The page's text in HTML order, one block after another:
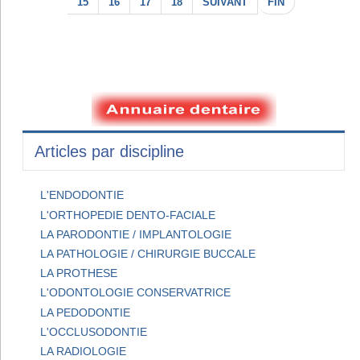
15 16 17 18 SUIVANT FIN
Articles par discipline
L'ENDODONTIE
L'ORTHOPEDIE DENTO-FACIALE
LA PARODONTIE / IMPLANTOLOGIE
LA PATHOLOGIE / CHIRURGIE BUCCALE
LA PROTHESE
L'ODONTOLOGIE CONSERVATRICE
LA PEDODONTIE
L'OCCLUSODONTIE
LA RADIOLOGIE